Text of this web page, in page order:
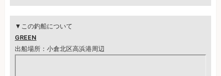
▼この釣船について
GREEN
出船場所：小倉北区高浜港周辺